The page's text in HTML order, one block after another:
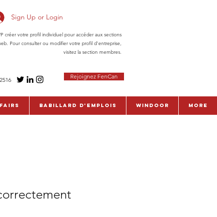
Sign Up or Login
créer votre profil individuel pour accéder aux sections
Pour consulter ou modifier votre profil d'entreprise,
visitez la section membres.
Rejoignez FenCan
Babillard d'emplois WinDoor More